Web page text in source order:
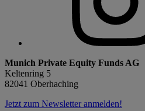
Munich Private Equity Funds AG
Keltenring 5
82041 Oberhaching
Jetzt zum Newsletter anmelden!